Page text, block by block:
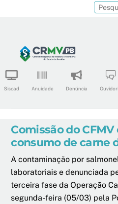
content
Siscad Anuidade Denúncia
Comissão do
consumo de carne
A contaminação por
laboratoriais e denunciada
terceira fase da Operação
segunda-feira (05/03) pela